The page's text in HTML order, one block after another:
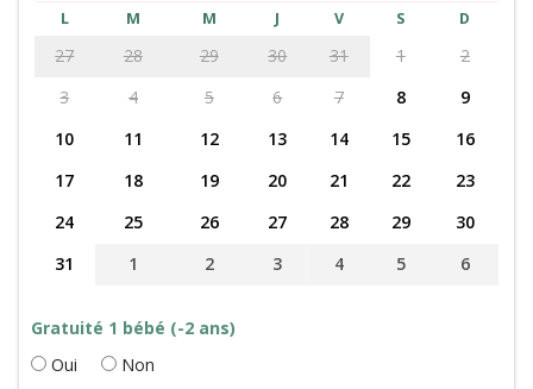
L M M J V S D
27 28 29 30 31 1
2
3
4 5 6 7 8
9
10
11 12 13 14 15
16
17
18 19 20 21 22
23
24
25 26 27 28 29
30
31
1 2 3 4 5 6
Gratuité 1 bébé (-2 ans)
Oui
Non